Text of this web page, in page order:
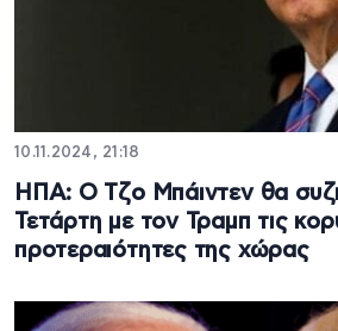
10.11.2024, 21:18
ΗΠΑ: Ο Τζο Μπάιντεν θα
Τετάρτη με τον Τραμπ τις
προτεραιότητες της χώρας